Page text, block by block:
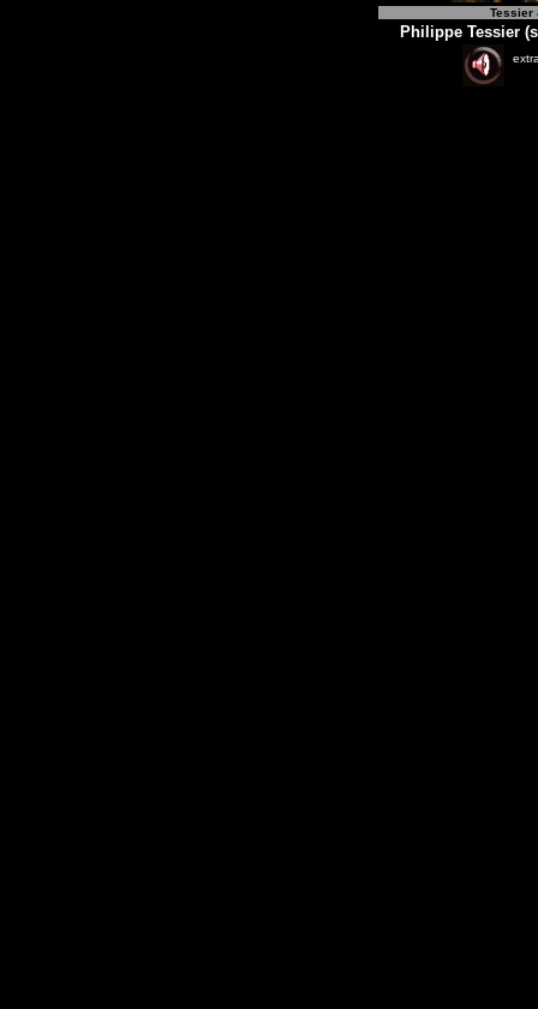
Tessier
Philippe Tessier